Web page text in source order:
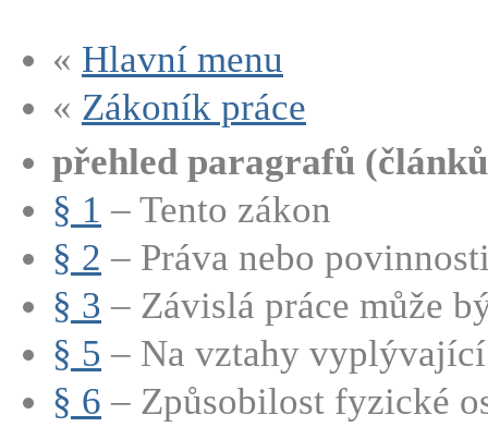
« Hlavní menu
« Zákoník práce
přehled paragrafů
§ 1 – Tento zákon
§ 2 – Práva nebo
§ 3 – Závislá práce může
§ 5 – Na vztahy
§ 6 – Způsobilost fyzické